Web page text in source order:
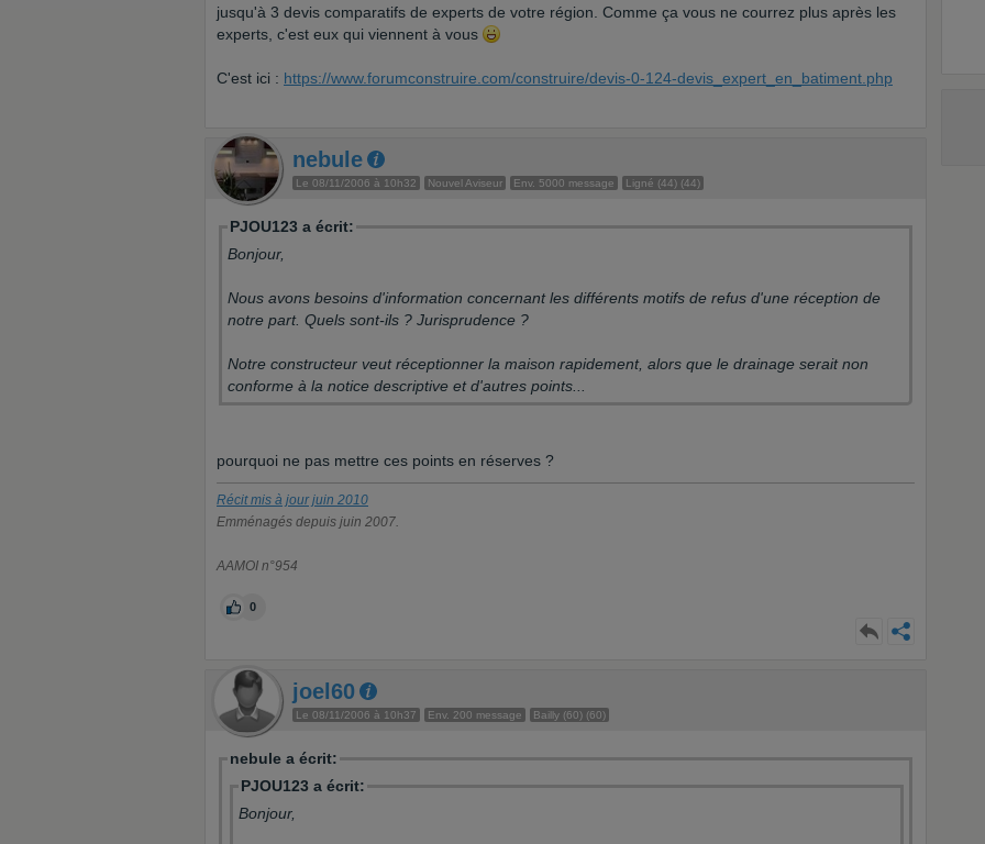
jusqu'à 3 devis comparatifs de experts de votre région. Comme ça vous ne courrez plus après les
experts, c'est eux qui viennent à vous
C'est ici : https://www.forumconstruire.com/construire/devis-0-124-devis_expert_en_batiment.php
nebule
Le 08/11/2006 à 10h32 Nouvel Aviseur Env. 5000 message Ligné (44) (44)
PJOU123 a écrit:
Bonjour,
Nous avons besoins d'information concernant les différents motifs de refus d'une réception de
notre part. Quels sont-ils ? Jurisprudence ?
Notre constructeur veut réceptionner la maison rapidement, alors que le drainage serait non
conforme à la notice descriptive et d'autres points...
pourquoi ne pas mettre ces points en réserves ?
Récit mis à jour juin 2010
Emménagés depuis juin 2007.
AAMOI n°954
0
joel60
Le 08/11/2006 à 10h37 Env. 200 message Bailly (60) (60)
nebule a écrit:
PJOU123 a écrit:
Bonjour,